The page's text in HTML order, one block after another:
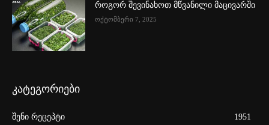
როგორ შევინახოთ მწვანილი მაცივარში
ოქტომბერი 7, 2025
კატეგორიები
შენი რეცეპტი
1951